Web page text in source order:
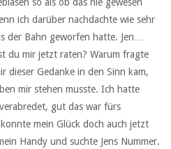
so als ob das nie gewesen
ich darüber nachdachte wie sehr
der Bahn geworfen hatte. Jen…
du mir jetzt raten? Warum fragte
dieser Gedanke in den Sinn kam,
mir stehen musste. Ich hatte
gut das war fürs
mein Glück doch auch jetzt
Handy und suchte Jens Nummer.